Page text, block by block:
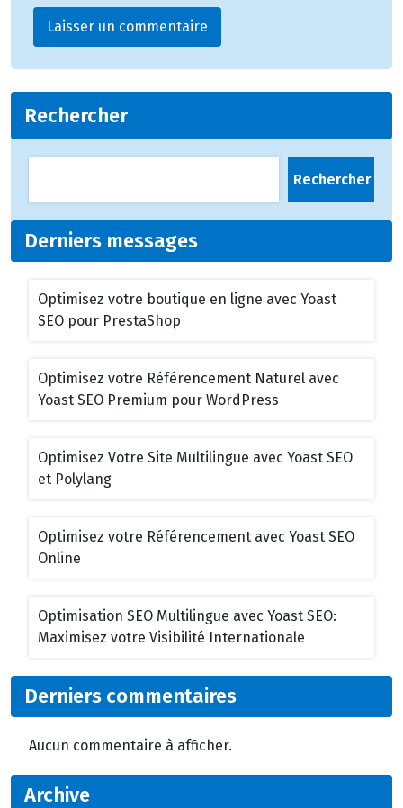
Rechercher
Rechercher
Derniers messages
Optimisez votre boutique en ligne avec Yoast
SEO pour PrestaShop
Optimisez votre Référencement Naturel avec
Yoast SEO Premium pour WordPress
Optimisez Votre Site Multilingue avec Yoast SEO
et Polylang
Optimisez votre Référencement avec Yoast SEO
Online
Optimisation SEO Multilingue avec Yoast SEO:
Maximisez votre Visibilité Internationale
Derniers commentaires
Aucun commentaire à afficher.
Archive